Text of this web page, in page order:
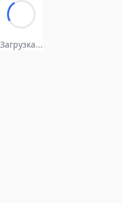
Загрузка...